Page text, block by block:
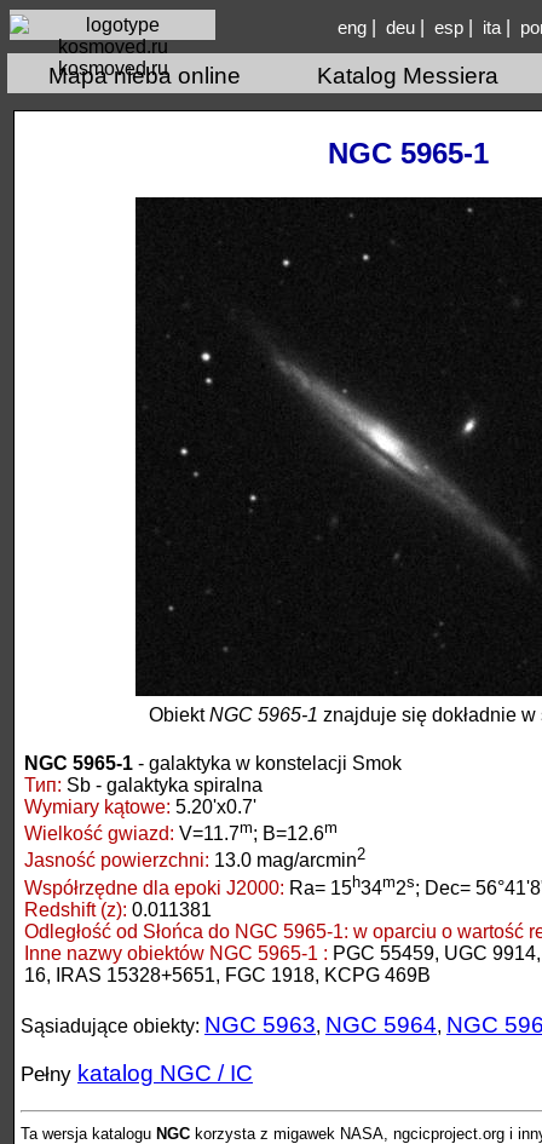
kosmoved.ru
eng| deu| esp| ita|
Mapa nieba online Katalog Messiera
NGC 5965-1
ObiektNGC 5965-1 znajduje się dokładnie
NGC 5965-1 - galaktyka w konstelacji Smok
Тип: Sb - galaktyka spiralna
Wymiary kątowe: 5.20'x0.7'
Wielkość gwiazd: V=11.7m; B=12.6m
Jasność powierzchni: 13.0 mag/arcmin2
Współrzędne dla epoki J2000: Ra= 15h34m2s; Dec=
Redshift (z): 0.011381
Odległość od Słońca do NGC 5965-1: w oparciu o wartość
Inne nazwy obiektów NGC 5965-1 : PGC 55459, UGC
16, IRAS 15328+5651, FGC 1918, KCPG 469B
Sąsiadujące obiekty: NGC 5963, NGC 5964, NGC
Pełny katalog NGC / IC
Ta wersja katalogu NGC korzysta z migawek NASA, ngcicproject.org i